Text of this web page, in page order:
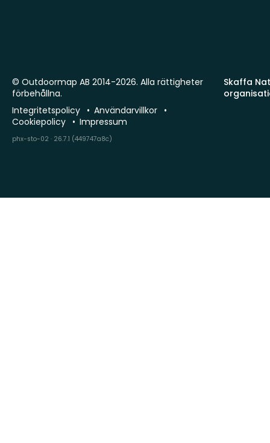
Skaffa
© Outdoormap AB 2014-2026. Alla rättigheter
förbehållna.
Integritetspolicy
Användarvillkor
Cookiepolicy
Impressum
phx-sto-02 · 26.7.1 (449747a8c)